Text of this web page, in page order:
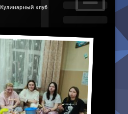
Обновлено на 01.04.2022
by
Категории:
Кулинарный клуб